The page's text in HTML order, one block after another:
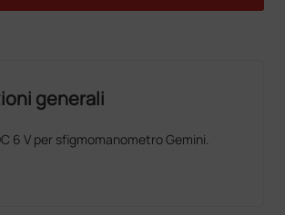
generali
6 V per sfigmomanometro Gemini.